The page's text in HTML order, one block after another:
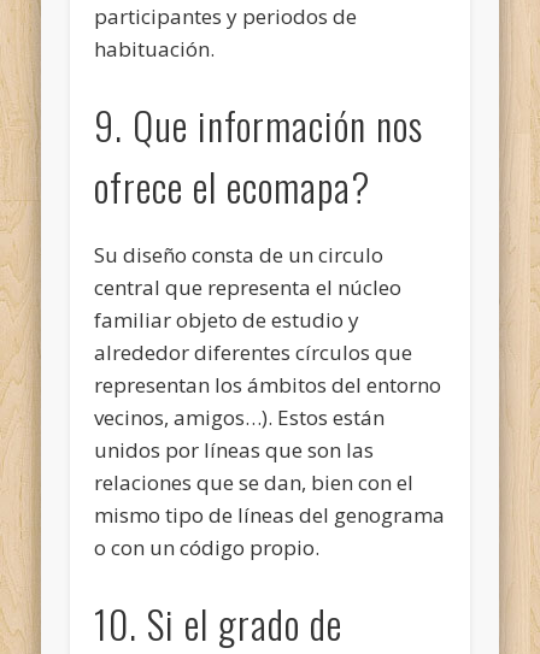
participantes y periodos de
habituación.
9. Que información nos
ofrece el ecomapa?
Su diseño consta de un circulo
central que representa el núcleo
familiar objeto de estudio y
alrededor diferentes círculos que
representan los ámbitos del entorno
vecinos, amigos…). Estos están
unidos por líneas que son las
relaciones que se dan, bien con el
mismo tipo de líneas del genograma
o con un código propio.
10. Si el grado de